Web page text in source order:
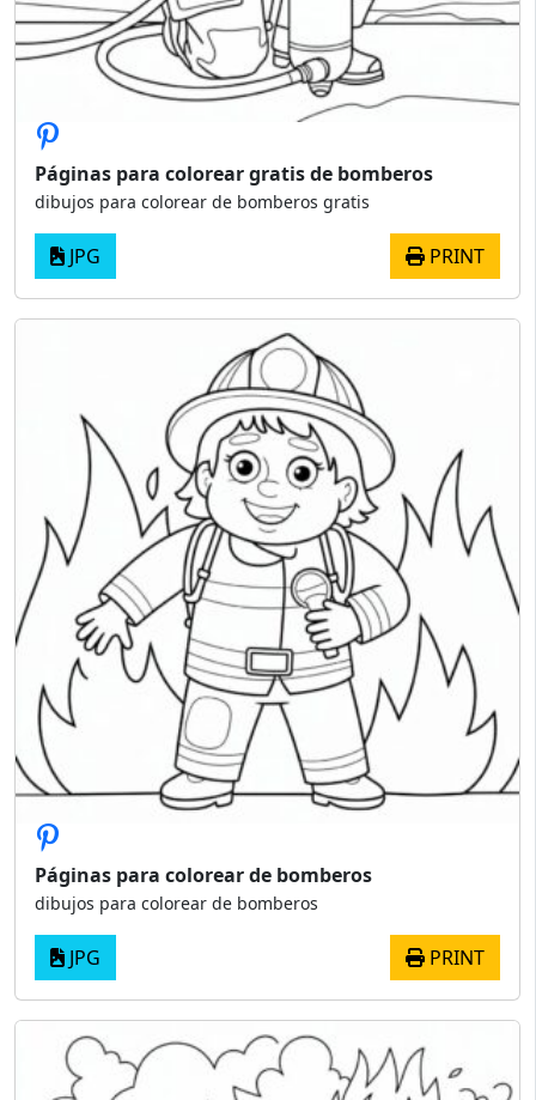
Páginas para colorear gratis de bomberos
dibujos para colorear de bomberos gratis
JPG PRINT
Páginas para colorear de bomberos
dibujos para colorear de bomberos
JPG PRINT